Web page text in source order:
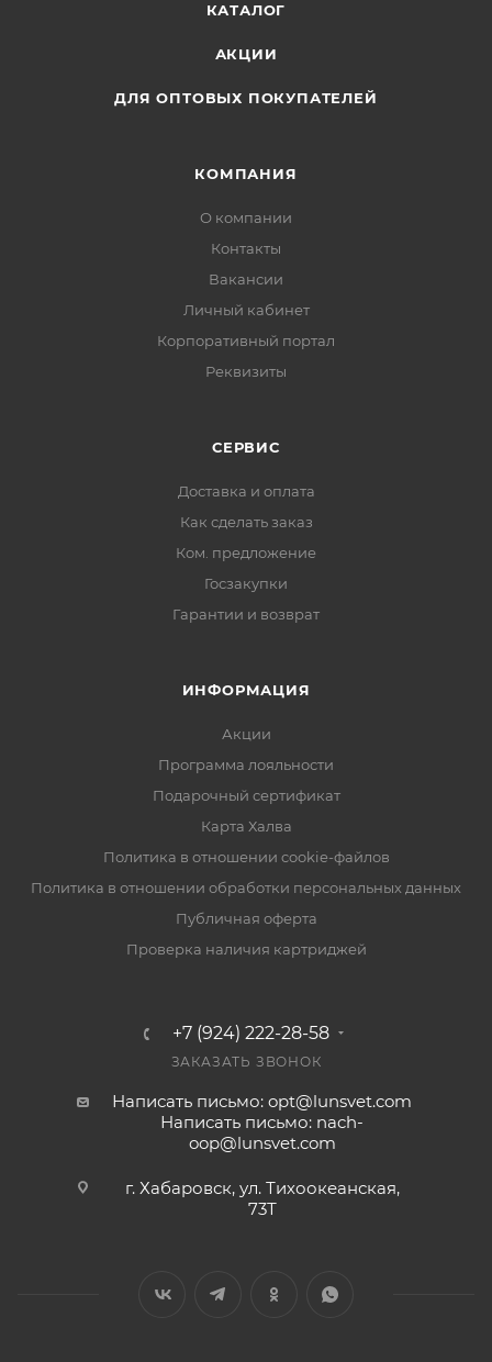
КАТАЛОГ
АКЦИИ
ДЛЯ ОПТОВЫХ ПОКУПАТЕЛЕЙ
КОМПАНИЯ
О компании
Контакты
Вакансии
Личный кабинет
Корпоративный портал
Реквизиты
СЕРВИС
Доставка и оплата
Как сделать заказ
Ком. предложение
Госзакупки
Гарантии и возврат
ИНФОРМАЦИЯ
Акции
Программа лояльности
Подарочный сертификат
Карта Халва
Политика в отношении cookie-файлов
Политика в отношении обработки персональных данных
Публичная оферта
Проверка наличия картриджей
+7 (924) 222-28-58
ЗАКАЗАТЬ ЗВОНОК
Написать письмо: opt@lunsvet.com
Написать письмо: nach-
oop@lunsvet.com
г. Хабаровск, ул. Тихоокеанская,
73Т